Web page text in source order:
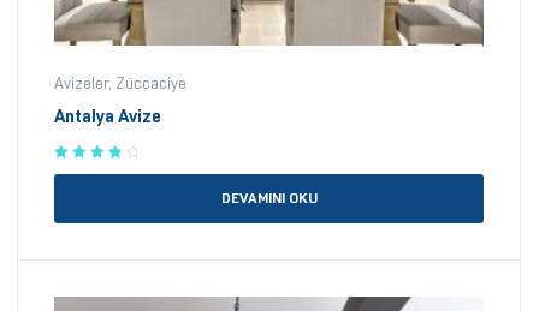
Avizeler, Züccaciye
Antalya Avize
DEVAMINI OKU